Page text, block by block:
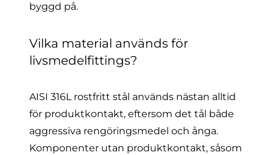
byggd på.
Vilka material används för
livsmedelfittings?
AISI 316L rostfritt stål används nästan alltid
för produktkontakt, eftersom det tål både
aggressiva rengöringsmedel och ånga.
Komponenter utan produktkontakt, såsom